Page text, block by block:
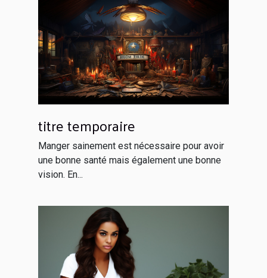
titre temporaire
Manger sainement est nécessaire pour avoir
une bonne santé mais également une bonne
vision. En...